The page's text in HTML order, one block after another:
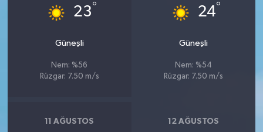
23°
Güneşli
Nem: %56
Rüzgar: 7.50 m/s
24°
Güneşli
Nem: %54
Rüzgar: 7.50 m/s
11 AĞUSTOS 12 AĞUSTOS